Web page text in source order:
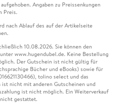
Angaben zu Preissenkungen
Preis.
nach Ablauf des auf der Artikelseite
10.08.2026. Sie können den
www.hugendubel.de. Keine Bestellung
Der Gutschein ist nicht gültig für
Bücher und eBooks) sowie für
tolino select und das
nicht mit anderen Gutscheinen und
ist nicht möglich. Ein Weiterverkauf
gestattet.